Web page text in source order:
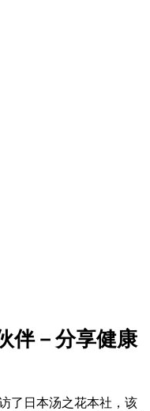
伴－分享健康
了日本汤之花本社，该